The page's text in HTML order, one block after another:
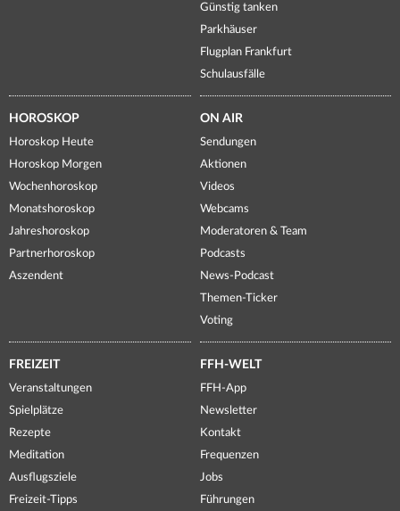
Günstig tanken
Parkhäuser
Flugplan Frankfurt
Schulausfälle
HOROSKOP
Horoskop Heute
Horoskop Morgen
Wochenhoroskop
Monatshoroskop
Jahreshoroskop
Partnerhoroskop
Aszendent
ON AIR
Sendungen
Aktionen
Videos
Webcams
Moderatoren & Team
Podcasts
News-Podcast
Themen-Ticker
Voting
FREIZEIT
Veranstaltungen
Spielplätze
Rezepte
Meditation
Ausflugsziele
Freizeit-Tipps
FFH-WELT
FFH-App
Newsletter
Kontakt
Frequenzen
Jobs
Führungen